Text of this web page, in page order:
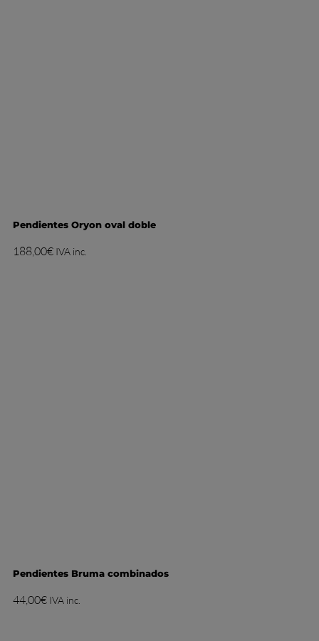
Pendientes Oryon oval doble
188,00€ IVA inc.
Pendientes Bruma combinados
44,00€ IVA inc.